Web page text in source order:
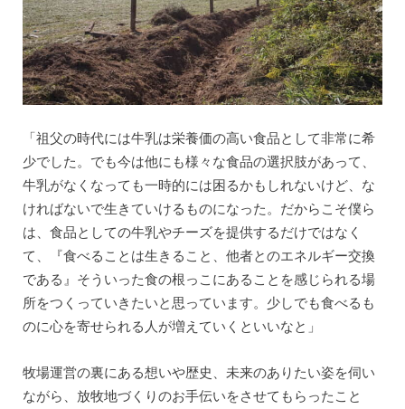
「祖父の時代には牛乳は栄養価の高い食品として非常に希
少でした。でも今は他にも様々な食品の選択肢があって、
牛乳がなくなっても一時的には困るかもしれないけど、な
ければないで生きていけるものになった。だからこそ僕ら
は、食品としての牛乳やチーズを提供するだけではなく
て、『食べることは生きること、他者とのエネルギー交換
である』そういった食の根っこにあることを感じられる場
所をつくっていきたいと思っています。少しでも食べるも
のに心を寄せられる人が増えていくといいなと」
牧場運営の裏にある想いや歴史、未来のありたい姿を伺い
ながら、放牧地づくりのお手伝いをさせてもらったこと